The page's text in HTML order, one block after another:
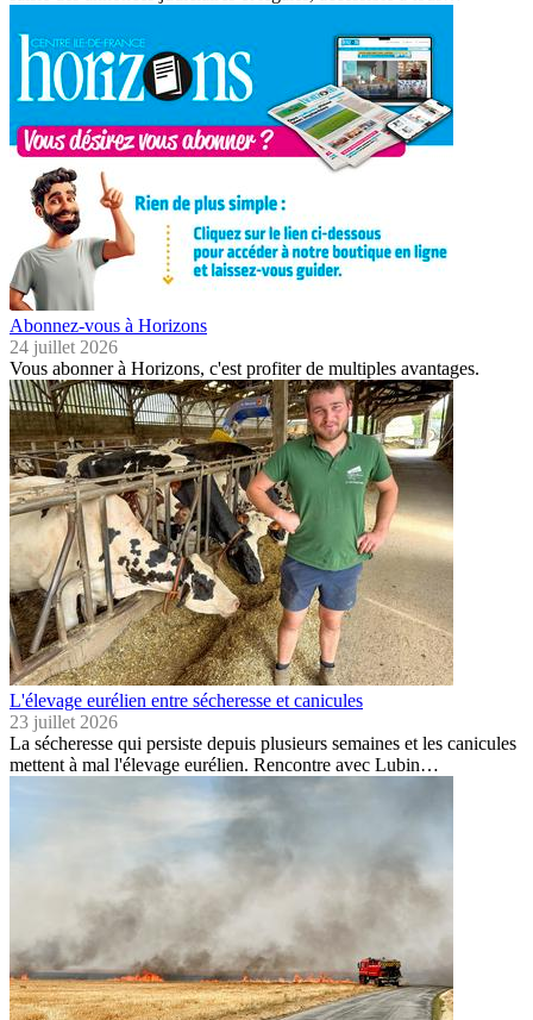
Abonnez-vous à Horizons
24 juillet 2026
Vous abonner à Horizons, c'est profiter de multiples avantages.
L'élevage eurélien entre sécheresse et canicules
23 juillet 2026
La sécheresse qui persiste depuis plusieurs semaines et les canicules
mettent à mal l'élevage eurélien. Rencontre avec Lubin…